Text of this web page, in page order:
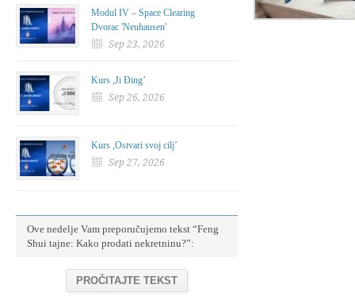
Modul IV – Space Clearing
Dvorac 'Neuhausen'
Sep 23, 2026
Kurs ,Ji Đing’
Sep 26, 2026
Kurs ,Ostvari svoj cilj’
Sep 27, 2026
Ove nedelje Vam preporučujemo tekst “Feng
Shui tajne: Kako prodati nekretninu?”:
PROČITAJTE TEKST